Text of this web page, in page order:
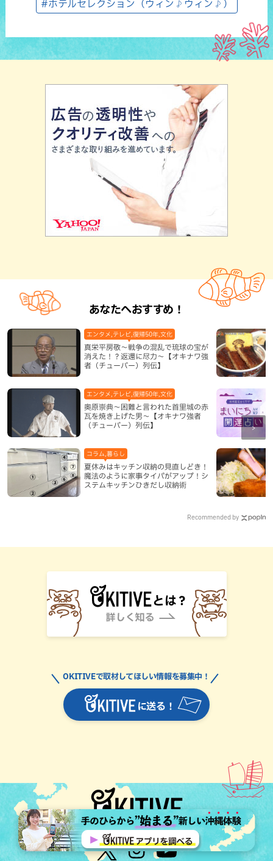
#ホテルセレクション（ウィン♪ウィン♪）
あなたへおすすめ！
真栄平房敬～戦争の混乱で琉球の宝が
消えた！？返還に尽力～【オキナワ強
者（チューバー）列伝】
エンタメ,テレビ,復帰50年,文化
奥原崇典～困難と言われた首里城の赤
瓦を焼き上げた男～【オキナワ強者
（チューバー）列伝】
エンタメ,テレビ,復帰50年,文化
夏休みはキッチン収納の見直しどき！
魔法のように家事タイパがアップ！シ
ステムキッチンひきだし収納術
コラム,暮らし
Recommended by
に送る！
OKITIVEで取材してほしい情報を募集中！